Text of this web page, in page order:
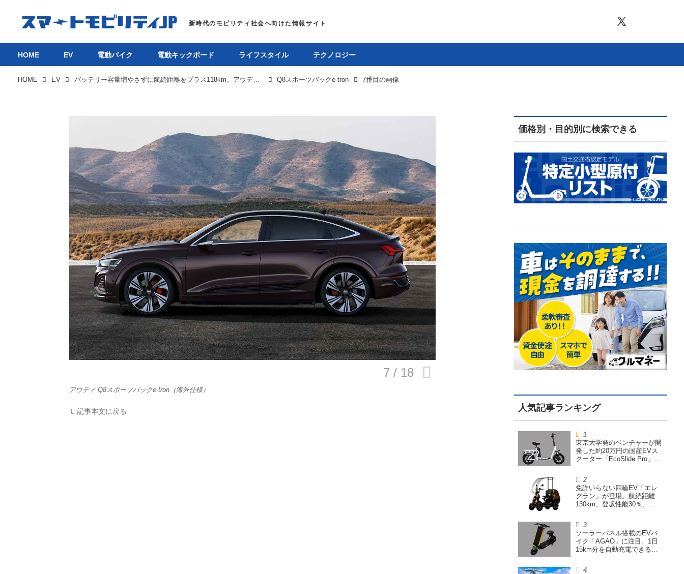
HOME
電動バイク
電動キックボード
ライフスタイル
HOME EV 電動バイク 電動キックボード ライフスタイル テクノロジー
HOME EV バッテリー容量増やさずに航続距離をプラス118km。アウディ Q8に画期的オプション Q8スポーツバックe-tron 7番目の画像
アウディ Q8スポーツバックe-tron（海外仕様）
記事本文に戻る
価格別・目的別に検索できる
東京大学発のベンチャーが開
発した約20万円の国産EVス
クーター「EcoSlide Pro」が
免許いらない四輪EV「エレ
グラン」が登場。航続距離
130km、登坂性能30％、
備えた特定小型原付
ソーラーパネル搭載のEVバ
イク「AGAO」に注目。1日
15km分を自動充電できる